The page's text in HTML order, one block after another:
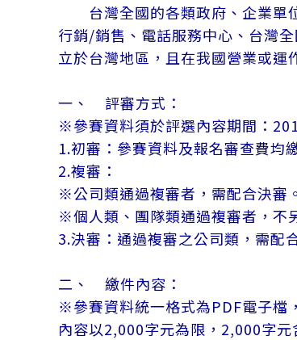
台灣全國的各類政府、企業單
行銷/銷售、電話服務中心、台灣
立於台灣地區，且在我國營業或運
一、 評審方式：
※參賽資料須於評選內容期間：
1.初審：參賽資料及報名審查費均
2.複審：
※公司類通過複審者，需配合決審。
※個人類、團隊類通過複審者，不
3.決審：通過複審之公司類，需配
二、 繳件內容：
※參賽資料統一格式為PDF電子檔
內容以2,000字元為限，2,000字